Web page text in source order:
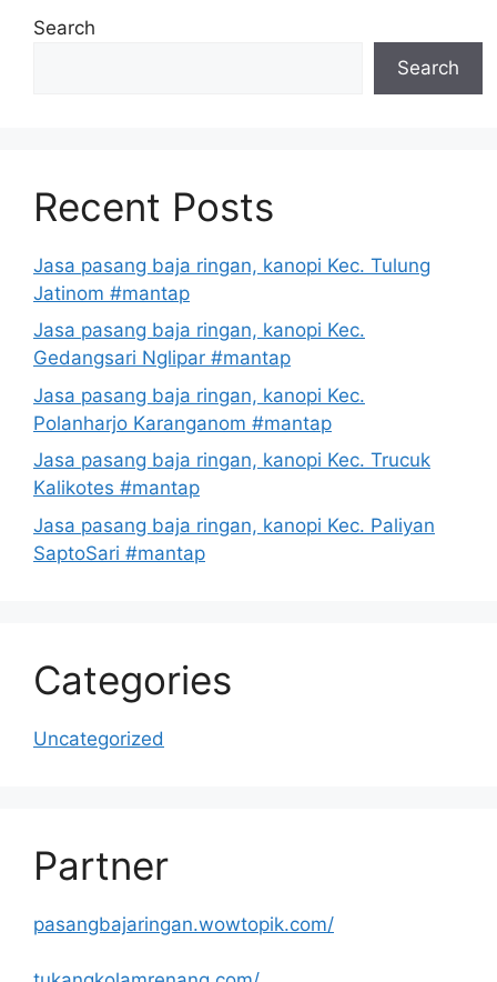
Search
Search
Recent Posts
Jasa pasang baja ringan, kanopi Kec. Tulung
Jatinom #mantap
Jasa pasang baja ringan, kanopi Kec.
Gedangsari Nglipar #mantap
Jasa pasang baja ringan, kanopi Kec.
Polanharjo Karanganom #mantap
Jasa pasang baja ringan, kanopi Kec. Trucuk
Kalikotes #mantap
Jasa pasang baja ringan, kanopi Kec. Paliyan
SaptoSari #mantap
Categories
Uncategorized
Partner
pasangbajaringan.wowtopik.com/